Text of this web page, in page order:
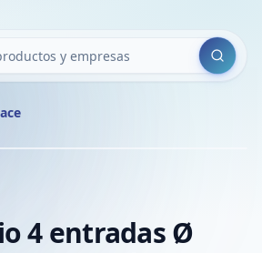
Buscar
4 entradas Ø